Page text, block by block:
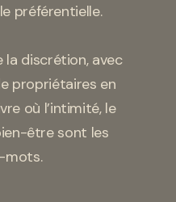
préférentielle.
la discrétion, avec
propriétaires en
où l’intimité, le
être sont les
mots.